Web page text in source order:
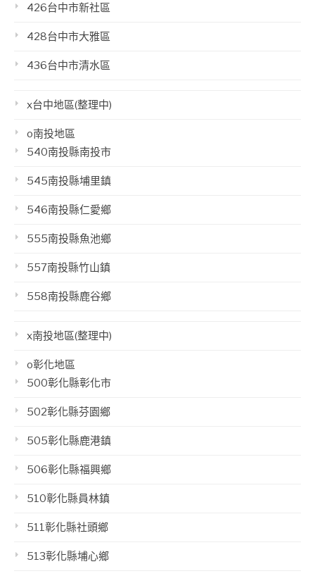
426台中市新社區
428台中市大雅區
436台中市清水區
x台中地區(整理中)
o南投地區
540南投縣南投市
545南投縣埔里鎮
546南投縣仁愛鄉
555南投縣魚池鄉
557南投縣竹山鎮
558南投縣鹿谷鄉
x南投地區(整理中)
o彰化地區
500彰化縣彰化市
502彰化縣芬園鄉
505彰化縣鹿港鎮
506彰化縣福興鄉
510彰化縣員林鎮
511彰化縣社頭鄉
513彰化縣埔心鄉